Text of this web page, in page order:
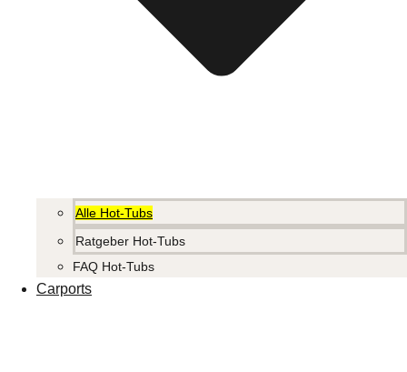
Alle Hot-Tubs
Ratgeber Hot-Tubs
FAQ Hot-Tubs
Carports